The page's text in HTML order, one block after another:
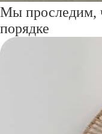
Мы проследим,
порядке